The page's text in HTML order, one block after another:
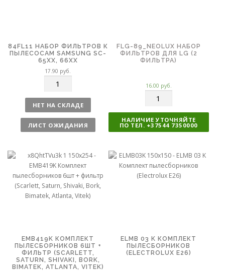
84FL11 НАБОР ФИЛЬТРОВ К
ПЫЛЕСОСАМ SAMSUNG SC-
65XX, 66XX
17.90 руб.
л
и
ч
е
НЕТ НА СКЛАДЕ
ЛИСТ ОЖИДАНИЯ
FLG-89_NEOLUX НАБОР
ФИЛЬТРОВ ДЛЯ LG (2
ФИЛЬТРА)
16.00 руб.
л
и
с
т
в
НАЛИЧИЕ УТОЧНЯЙТЕ
ПО ТЕЛ. +37544 7350000
EMB419K КОМПЛЕКТ
ПЫЛЕСБОРНИКОВ 6ШТ +
ФИЛЬТР (SCARLETT,
SATURN, SHIVAKI, BORK,
BIMATEK, ATLANTA, VITEK)
ELMB 03 K КОМПЛЕКТ
ПЫЛЕСБОРНИКОВ
(ELECTROLUX E26)